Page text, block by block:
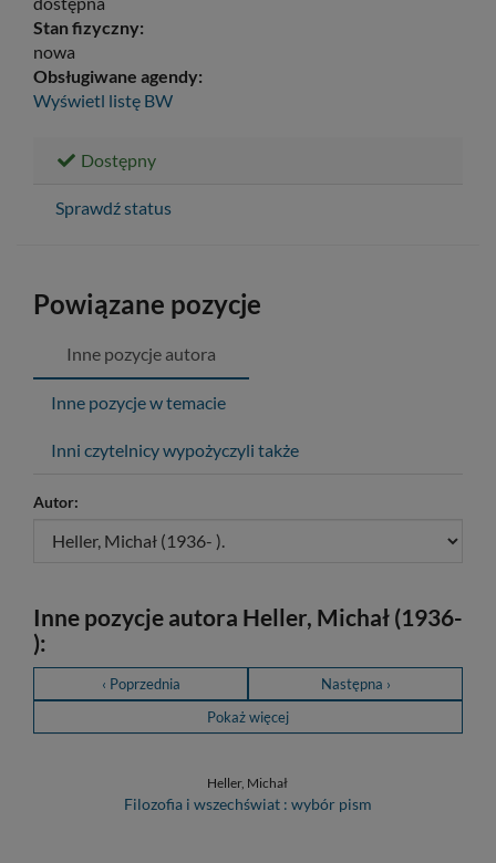
Stan fizyczny:
nowa
Obsługiwane agendy:
Wyświetl listę BW
Dostępny
Sprawdź status
Powiązane pozycje
Inne pozycje autora
Inne pozycje w temacie
Inni czytelnicy wypożyczyli także
Autor:
Inne pozycje autora Heller, Michał (1936-
):
‹ Poprzednia
Następna ›
Pokaż więcej
Heller, Michał
Filozofia i wszechświat : wybór pism